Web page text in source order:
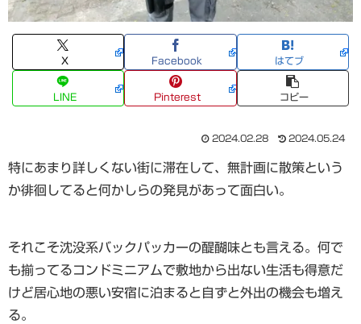
X Facebook はてブ
LINE Pinterest コピー
2024.02.28 2024.05.24
特にあまり詳しくない街に滞在して、無計画に散策という
か徘徊してると何かしらの発見があって面白い。
それこそ沈没系バックパッカーの醍醐味とも言える。何で
も揃ってるコンドミニアムで敷地から出ない生活も得意だ
けど居心地の悪い安宿に泊まると自ずと外出の機会も増え
る。